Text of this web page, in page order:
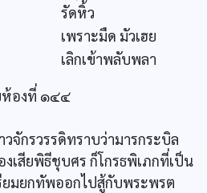
รัดหิ้ว
เพราะมืด มัวเฮย
เลิกเข้าพลับพลา
องที่ ๑๔๔
วจักรวรรดิทราบว่ามารกระบิล
เสียพิธีชุบศร ก็โกรธพิเภกที่เป็น
ยมยกทัพออกไปสู้กับพระพรต